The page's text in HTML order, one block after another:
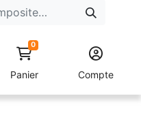
0
Panier Compte